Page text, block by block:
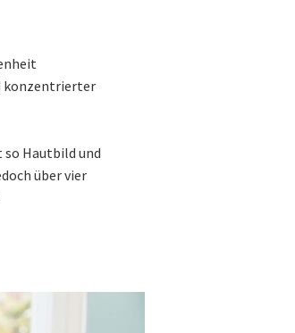
konzentrierter
Hautbild und
über vier